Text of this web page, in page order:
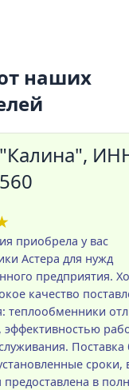
наших
приобрела у вас
Астера для нужд
предприятия.
качество
теплообменники
эффективностью
Поставка
сроки,
предоставлена в